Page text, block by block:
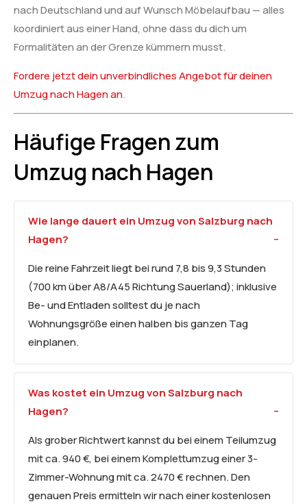
nach Deutschland und auf Wunsch Möbelaufbau — alles
koordiniert aus einer Hand, ohne dass du dich um
Formalitäten an der Grenze kümmern musst.
Fordere jetzt dein unverbindliches Angebot für deinen
Umzug nach Hagen an.
Häufige Fragen zum
Umzug nach Hagen
Wie lange dauert ein Umzug von Salzburg nach
Hagen?
Die reine Fahrzeit liegt bei rund 7,8 bis 9,3 Stunden
(700 km über A8/A45 Richtung Sauerland); inklusive
Be- und Entladen solltest du je nach
Wohnungsgröße einen halben bis ganzen Tag
einplanen.
Was kostet ein Umzug von Salzburg nach
Hagen?
Als grober Richtwert kannst du bei einem Teilumzug
mit ca. 940 €, bei einem Komplettumzug einer 3-
Zimmer-Wohnung mit ca. 2470 € rechnen. Den
genauen Preis ermitteln wir nach einer kostenlosen